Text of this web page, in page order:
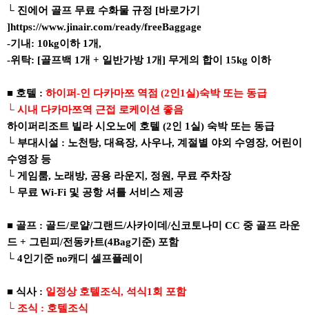
└ 진에어 골프 무료 수화물 규정 [바로가기
]https://www.jinair.com/ready/freeBaggage
-기내: 10kg이하 1개,
-위탁: [골프백 1개 + 일반가방 1개] 무게의 합이 15kg 이하
■ 호텔 : 하이퍼-인 다카마쯔 역점 (2인1실)숙박 또는 동급
└ 시내 다카마쯔역 근접 로케이션 좋음
하이퍼리조트 빌라 시오노에 호텔 (2인 1실) 숙박 또는 동급
└ 부대시설 : 노천탕, 대욕장, 사우나, 계절별 야외 수영장, 어린이
수영장 등
└ 게임룸, 노래방, 공용 라운지, 정원, 무료 주차장
└ 무료 Wi-Fi 및 공항 셔틀 서비스 제공
■ 골프 : 골드/로얄/그랜드/사카이데/신코토나미 CC 중 골프 라운
드 + 그린피/전동카트(4Bag기준) 포함
└ 4인기준 no캐디 셀프플레이
■ 식사 : 일정상 호텔조식, 석식1회 포함
└ 조식 : 호텔조식